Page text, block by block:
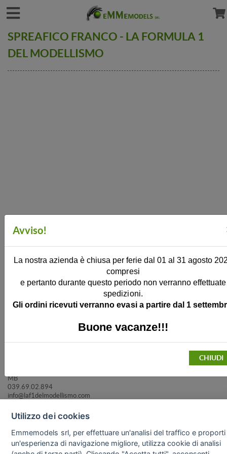
SPREAFICO FRANCO - LA FORMULA 1
DEL MODELLISMO
MB
039.69.02.894
info@laf1delmodellismo.com
EMMEMODELS S.r.l.
Via Brianza 10
Avviso!
La nostra azienda è chiusa per ferie dal 01 al 31 agosto
compresi
e pertanto durante questo periodo non verranno effettuate
spedizioni.
Gli ordini ricevuti verranno evasi a partire dal 1
Buone vacanze!!!
CHIUDI
Utilizzo dei cookies
Emmemodels srl, per effettuare un'analisi del traffico e proporti
un'esperienza di navigazione migliore, utilizza cookie di analisi